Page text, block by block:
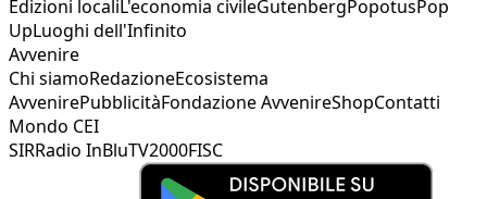
Edizioni localiL'economia civileGutenbergPopotusPop
UpLuoghi dell'Infinito
Avvenire
Chi siamoRedazioneEcosistema
AvvenirePubblicitàFondazione AvvenireShopContatti
Mondo CEI
SIRRadio InBluTV2000FISC